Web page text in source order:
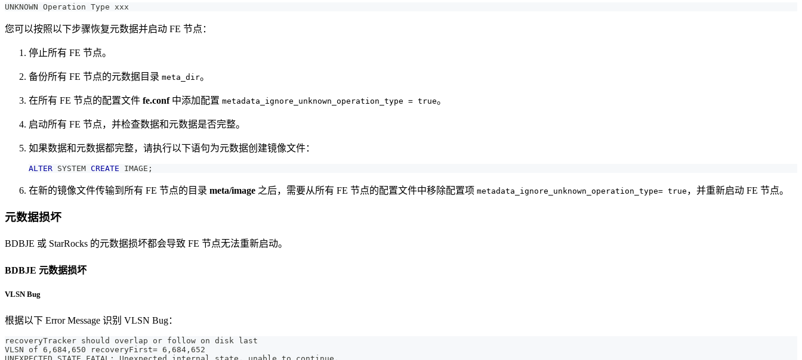
UNKNOWN Operation Type xxx
您可以按照以下步骤恢复元数据并启动 FE 节点：
停止所有 FE 节点。
备份所有 FE 节点的元数据目录 meta_dir。
在所有 FE 节点的配置文件 fe.conf中添加配置 metadata_ignore_unknown_operation_type = true。
启动所有 FE 节点，并检查数据和元数据是否完整。
如果数据和元数据都完整，请执行以下语句为元数据创建镜像文件：
ALTER SYSTEM CREATE IMAGE ;
在新的镜像文件传输到所有 FE 节点的目录 meta/image 之后，需要从所有 FE 节点的配置文件中移除配置项 metadata_ignore_unknown_operation_type= true ，并重新启动 FE 节点。
元数据损坏
BDBJE 或 StarRocks 的元数据损坏都会导致 FE 节点无法重新启动。
BDBJE 元数据损坏
VLSN Bug
根据以下 Error Message 识别 VLSN Bug：
recoveryTracker should overlap or follow on disk last
VLSN of 6,684,650 recoveryFirst= 6,684,652